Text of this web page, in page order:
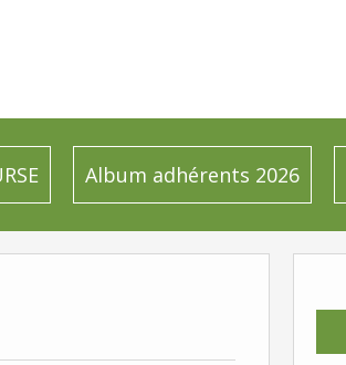
Album adhérents 2026